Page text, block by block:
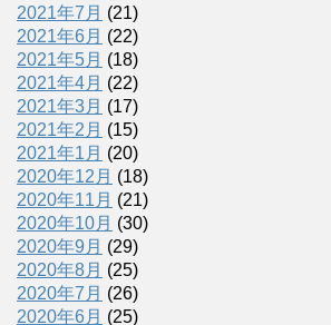
2021年7月 (21)
2021年6月 (22)
2021年5月 (18)
2021年4月 (22)
2021年3月 (17)
2021年2月 (15)
2021年1月 (20)
2020年12月 (18)
2020年11月 (21)
2020年10月 (30)
2020年9月 (29)
2020年8月 (25)
2020年7月 (26)
2020年6月 (25)